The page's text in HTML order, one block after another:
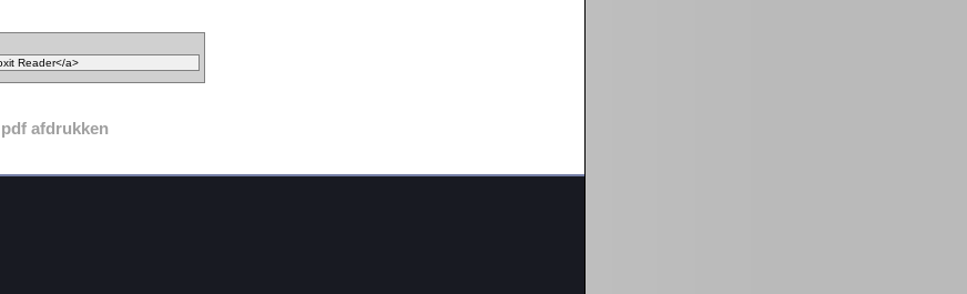
pdf afdrukken